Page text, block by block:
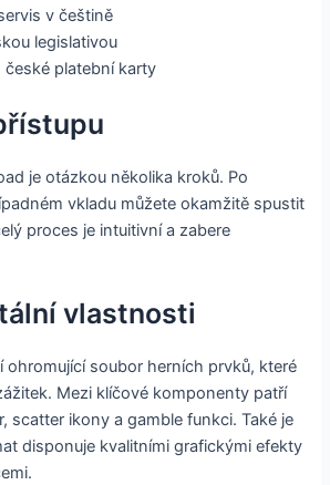
v češtině
legislativou
české platební karty
je otázkou několika kroků. Po
vkladu můžete okamžitě spustit
proces je intuitivní a zabere
vlastnosti
ohromující soubor herních prvků, které
Mezi klíčové komponenty patří
scatter ikony a gamble funkci. Také je
disponuje kvalitními grafickými efekty